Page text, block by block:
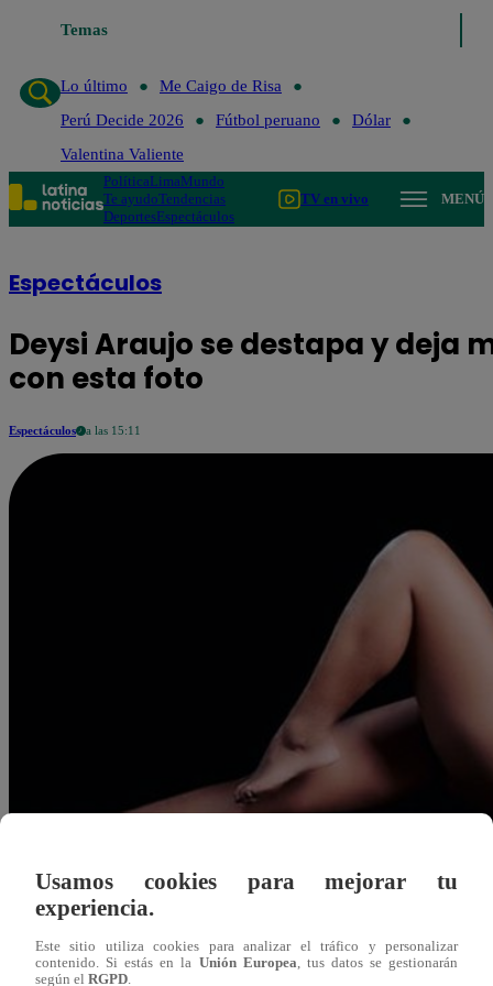
Temas
Lo último
Lo último
Me Caigo de Risa
Perú Decide 2026
Fútbol peruano
Dólar
Valentina Valiente
PolíticaLimaMundo
Te ayudoTendencias
DeportesEspectáculos
TV en vivo MENÚ
Espectáculos
Deysi Araujo se destapa y deja
con esta foto
Espectáculos a las 15:11
Redacción Latina
Usamos cookies para mejorar tu
experiencia.
Este sitio utiliza cookies para analizar el tráfico y personalizar
contenido. Si estás en la Unión Europea , tus datos se gestionarán
según el RGPD